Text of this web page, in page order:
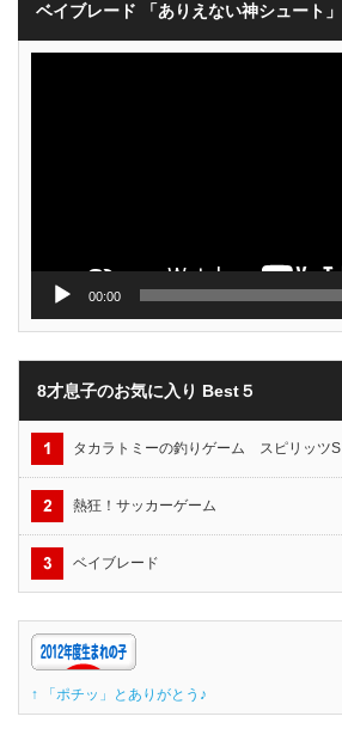
ベイブレード 「ありえない神シュート」
00:00
8才息子のお気に入り Best５
タカラトミーの釣りゲーム スピリッツS
熱狂！サッカーゲーム
ベイブレード
↑ 「ポチッ」とありがとう♪